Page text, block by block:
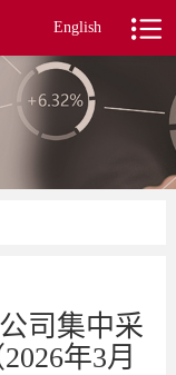
English
司集中采
年3月